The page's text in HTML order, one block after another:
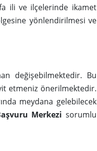
ili ve ilçelerinde ikamet
yönlendirilmesi ve
değişebilmektedir. Bu
etmeniz önerilmektedir.
meydana gelebilecek
Merkezi sorumlu